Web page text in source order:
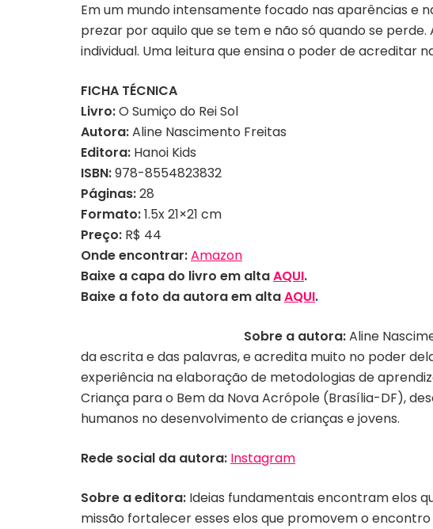
Em um mundo intensamente focado nas aparências e
prezar por aquilo que se tem e não só quando se
individual. Uma leitura que ensina o poder de acreditar
FICHA TÉCNICA
Livro:O Sumiço do Rei Sol
Autora:Aline Nascimento Freitas
Editora: Hanoi Kids
ISBN:978-8554823832
Páginas:28
Formato:1.5x 21×21 cm
Preço: R$ 44
Onde encontrar:Amazon
Baixe a capa do livro em altaAQUI.
Baixe a foto da autora em altaAQUI.
Sobre a autora:Aline
da escrita e das palavras, e acredita muito no poder
experiência na elaboração de metodologias de
Criança para o Bem da Nova Acrópole (Brasília-DF),
humanos no desenvolvimento de crianças e jovens.
Rede social da autora: Instagram
Sobre a editora: Ideias fundamentais encontram elos
missão fortalecer esses elos que promovem o